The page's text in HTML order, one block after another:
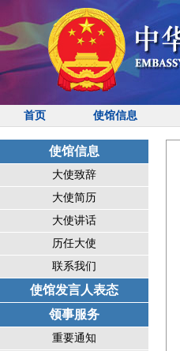
首页 使馆信息
使馆信息
大使致辞
大使简历
大使讲话
历任大使
联系我们
使馆发言人表态
领事服务
重要通知